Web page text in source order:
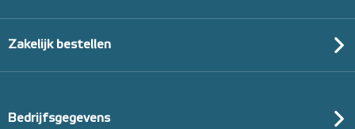
Zakelijk bestellen
Bedrijfsgegevens